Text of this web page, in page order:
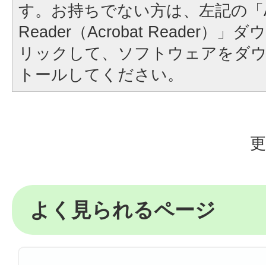
す。お持ちでない方は、左記の
Reader（Acrobat Reader）」ダ
リックして、ソフトウェアをダ
トールしてください。
よく見られるページ